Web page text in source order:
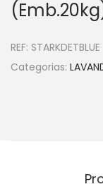
REF: STARKDETBLUE
Categorias: